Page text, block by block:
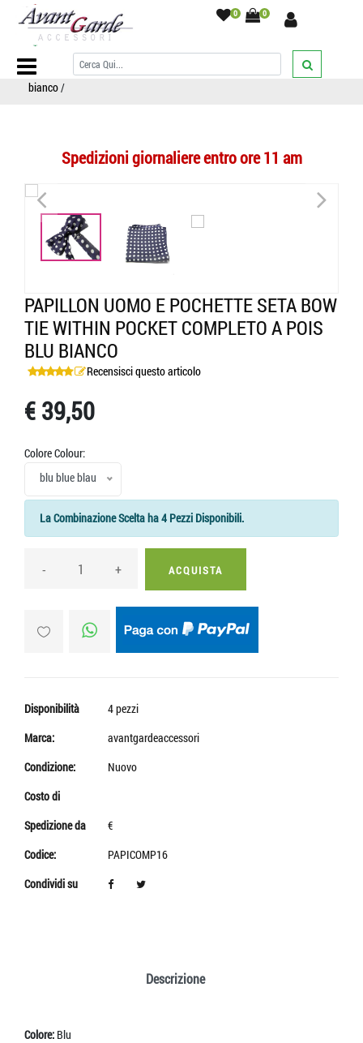
0 0
Home Page/PAPILLON/Completi Pochette Taschino/Papillon
uomo e pochette seta bow tie within pocket completo a pois blu
bianco/
Spedizioni giornaliere entro ore 11 am
< >
PAPILLON UOMO E POCHETTE SETA BOW
TIE WITHIN POCKET COMPLETO A POIS
BLU BIANCO
Recensisci questo articolo
€ 39,50
Colore Colour:
blu blue blau
La Combinazione Scelta ha 4 Pezzi Disponibili.
- + ACQUISTA
Disponibilità
4 pezzi
Marca:
avantgardeaccessori
Condizione:
Nuovo
Costo di
Spedizione da
€
Codice:
PAPICOMP16
Condividi su
Descrizione
Colore: Blu